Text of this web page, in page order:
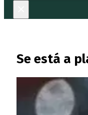
Se está a